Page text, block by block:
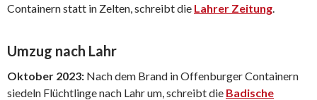
Containern statt in Zelten, schreibt die Lahrer Zeitung.
Umzug nach Lahr
Oktober 2023: Nach dem Brand in Offenburger Containern
siedeln Flüchtlinge nach Lahr um, schreibt die Badische